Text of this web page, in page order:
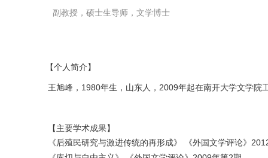
副教授，硕士生导师，文学博士
【个人简介】
王旭峰，1980年生，山东人，2009年起在南开大学文学院
【主要学术成果】
《后殖民研究与激进传统的再形成》 《外国文学评论》